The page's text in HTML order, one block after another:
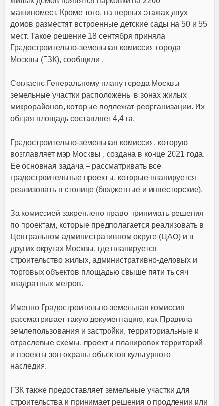
машиномест. Кроме того, на первых этажах двух
домов разместят встроенные детские сады на 50 и 55
мест. Такое решение 18 сентября приняла
Градостроительно-земельная комиссия города
Москвы (ГЗК), сообщили .
Согласно Генеральному плану города Москвы
земельные участки расположены в зонах жилых
микрорайонов, которые подлежат реорганизации. Их
общая площадь составляет 4,4 га.
Градостроительно-земельная комиссия, которую
возглавляет мэр Москвы , создана в конце 2021 года.
Ее основная задача – рассматривать все
градостроительные проекты, которые планируется
реализовать в столице (бюджетные и инвесторские).
За комиссией закреплено право принимать решения
по проектам, которые предполагается реализовать в
Центральном административном округе (ЦАО) и в
других округах Москвы, где планируется
строительство жилых, административно-деловых и
торговых объектов площадью свыше пяти тысяч
квадратных метров.
Именно Градостроительно-земельная комиссия
рассматривает такую документацию, как Правила
землепользования и застройки, территориальные и
отраслевые схемы, проекты планировок территорий
и проекты зон охраны объектов культурного
наследия.
ГЗК также предоставляет земельные участки для
строительства и принимает решения о продлении или